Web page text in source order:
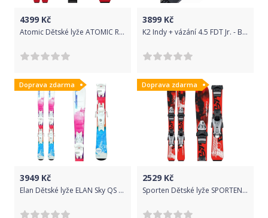
4399 Kč
Atomic Dětské lyže ATOMIC Redster J2 100-120cm + C5 GW Red/Black Černo-červená 110 cm
3899 Kč
K2 Indy + vázání 4.5 FDT Jr. - Black 88
Doprava zdarma
3949 Kč
Elan Dětské lyže ELAN Sky QS + EL 4.5 Bílá 80 cm
Doprava zdarma
2529 Kč
Sporten Dětské lyže SPORTEN Gangster Červeno-černá 70 cm